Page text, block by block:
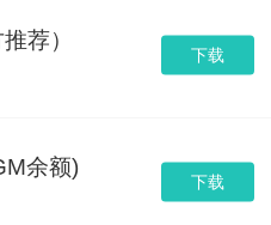
下载
荐）
下载
余额)